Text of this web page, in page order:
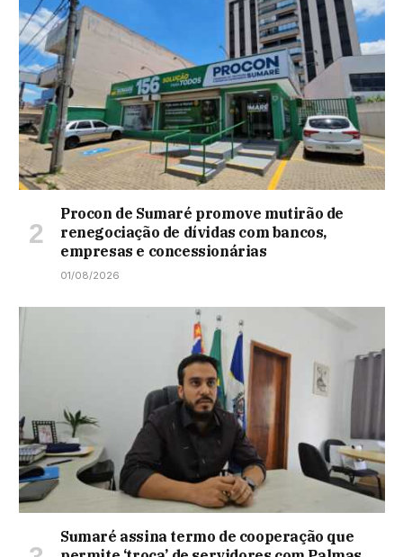
Procon de Sumaré promove mutirão de
renegociação de dívidas com bancos,
empresas e concessionárias
01/08/2026
Sumaré assina termo de cooperação que